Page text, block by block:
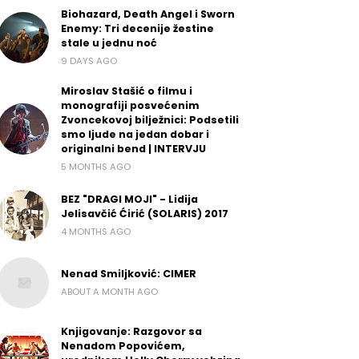
Biohazard, Death Angel i Sworn
Enemy: Tri decenije žestine
stale u jednu noć
9 DAYS AGO
Miroslav Stašić o filmu i
monografiji posvećenim
Zvoncekovoj bilježnici: Podsetili
smo ljude na jedan dobar i
originalni bend | INTERVJU
5 MONTHS AGO
BEZ "DRAGI MOJI" - Lidija
Jelisavčić Ćirić (SOLARIS) 2017
4 MONTHS AGO
Nenad Smiljković: CIMER
ABOUT A MONTH AGO
Knjigovanje: Razgovor sa
Nenadom Popovićem,